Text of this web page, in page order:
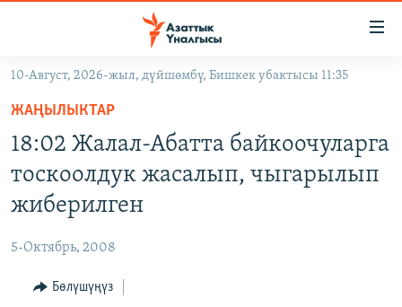
Навигацияга
өтүңүз
салыңыз
САЯСАТ
МАДАНИЯТ
ДҮЙНӨ
УКРАИНА
ТВ ПРОГРАММАЛАР
БҮГҮН АЗАТТЫКТА
ПОДКАСТ
10-Август, 2026-жыл, дүйшөмбү, Бишкек убактысы 11:35
ЖАҢЫЛЫКТАР
18:02 Жалал-Абатта байкоочуларга
тоскоолдук жасалып, чыгарылып
жиберилген
5-Октябрь, 2008
Бөлүшүңүз